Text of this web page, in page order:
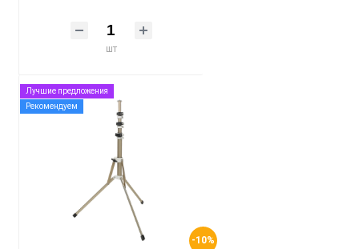
шт
-10%
Лучшие предложения
Рекомендуем